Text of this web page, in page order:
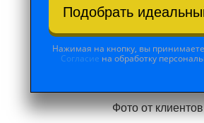
Подобрать
Нажимая на кнопку, вы принимаете
Согласие на обработку
Фото от клиентов